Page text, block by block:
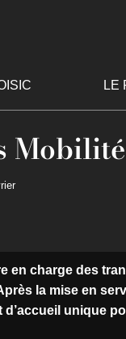
LE
en charge des
la mise en
unique